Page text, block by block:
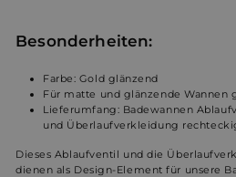
Besonderheiten:
Farbe: Gold glänzend
Für matte und glänzende Wannen
Lieferumfang: Badewannen
und Überlaufverkleidung
Dieses Ablaufventil und die
dienen als Design-Element für unsere